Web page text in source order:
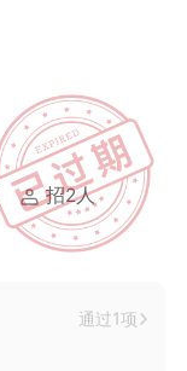
招2人
通过1项